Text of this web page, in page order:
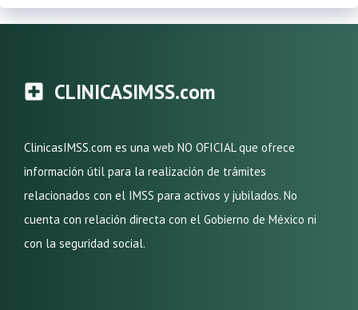
CLINICASIMSS.com
ClinicasIMSS.com es una web NO OFICIAL que ofrece
información útil para la realización de trámites
relacionados con el IMSS para activos y jubilados. No
cuenta con relación directa con el Gobierno de México ni
con la seguridad social.